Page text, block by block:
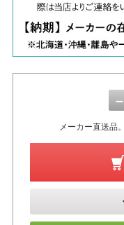
－
メーカー直送品